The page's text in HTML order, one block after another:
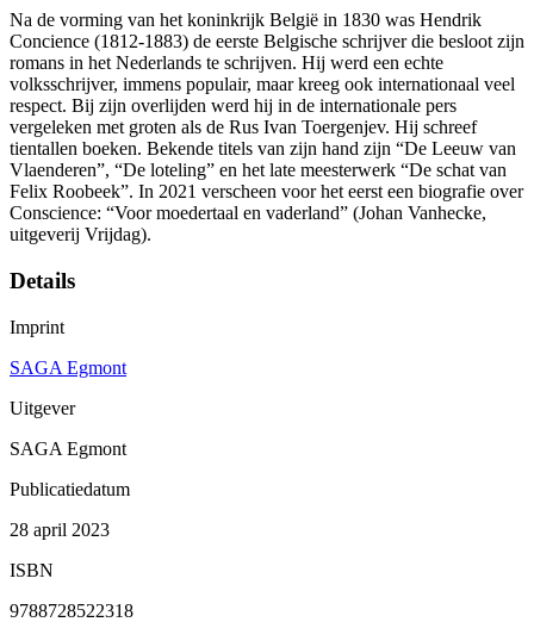
Na de vorming van het koninkrijk België in 1830 was Hendrik
Concience (1812-1883) de eerste Belgische schrijver die besloot zijn
romans in het Nederlands te schrijven. Hij werd een echte
volksschrijver, immens populair, maar kreeg ook internationaal veel
respect. Bij zijn overlijden werd hij in de internationale pers
vergeleken met groten als de Rus Ivan Toergenjev. Hij schreef
tientallen boeken. Bekende titels van zijn hand zijn “De Leeuw van
Vlaenderen”, “De loteling” en het late meesterwerk “De schat van
Felix Roobeek”. In 2021 verscheen voor het eerst een biografie over
Conscience: “Voor moedertaal en vaderland” (Johan Vanhecke,
uitgeverij Vrijdag).
Details
Imprint
SAGA Egmont
Uitgever
SAGA Egmont
Publicatiedatum
28 april 2023
ISBN
9788728522318